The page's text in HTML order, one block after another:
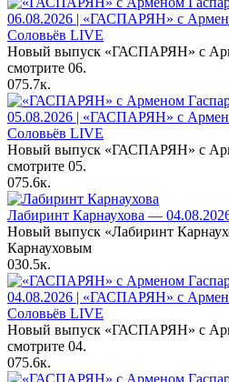
06.08.2026 | «ГАСПАРЯН» с
Соловьёв LIVE
Новый выпуск «ГАСПАРЯН» с
смотрите 06.
075.7к.
05.08.2026 | «ГАСПАРЯН» с
Соловьёв LIVE
Новый выпуск «ГАСПАРЯН» с
смотрите 05.
075.6к.
Лабиринт Карнаухова —
Новый выпуск «Лабиринт
Карнауховым
030.5к.
04.08.2026 | «ГАСПАРЯН» с
Соловьёв LIVE
Новый выпуск «ГАСПАРЯН» с
смотрите 04.
075.6к.